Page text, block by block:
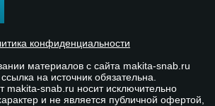
конфиденциальности
материалов с сайта makita-snab.ru
на источник обязательна.
makita-snab.ru носит исключительно
и не является публичной офертой,